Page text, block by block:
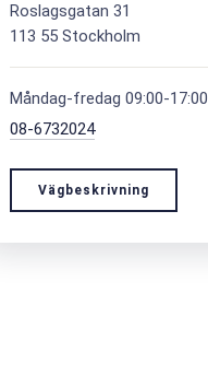
Roslagsgatan 31
113 55 Stockholm
Måndag-fredag 09:00-17:00
08-6732024
Vägbeskrivning